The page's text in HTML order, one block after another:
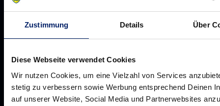
Zustimmung Details Über
Diese Webseite verwendet Cookies
Wir nutzen Cookies, um eine Vielzahl von Services
stetig zu verbessern sowie Werbung entsprechend Deinen
auf unserer Website, Social Media und Partnerwebsites